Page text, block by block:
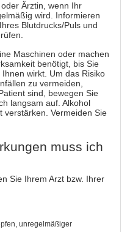
Ärztin, wenn Ihr
wird. Informieren
Blutdrucks/Puls und
Maschinen oder machen
benötigt, bis Sie
wirkt. Um das Risiko
zu vermeiden,
sind, bewegen Sie
langsam auf. Alkohol
verstärken. Vermeiden Sie
muss ich
Sie Ihrem Arzt bzw. Ihrer
unregelmäßiger